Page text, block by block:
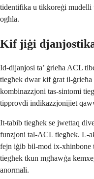
tidentifika u tikkoreġi mudelli
ogħla.
Kif jiġi
Id-dijanjosi ta’ ġrieħa ACL
tiegħek dwar kif ġrat il-
kombinazzjoni tas-sintomi
tipprovdi indikazzjonijiet
It-tabib tiegħek se jwettaq
funzjoni tal-ACL tiegħek. L-
fejn iġib bil-mod ix-xhinbone
tiegħek tkun mgħawġa
anormali.